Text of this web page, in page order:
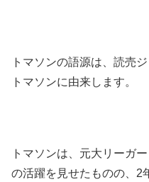
トマソンの語源は、読売
トマソンに由来します。
トマソンは、元大リーガ
の活躍を見せたものの、2